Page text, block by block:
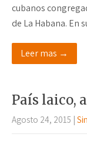
cubanos
de La Habana. En
Leer mas →
País laico,
Agosto 24, 2015 |